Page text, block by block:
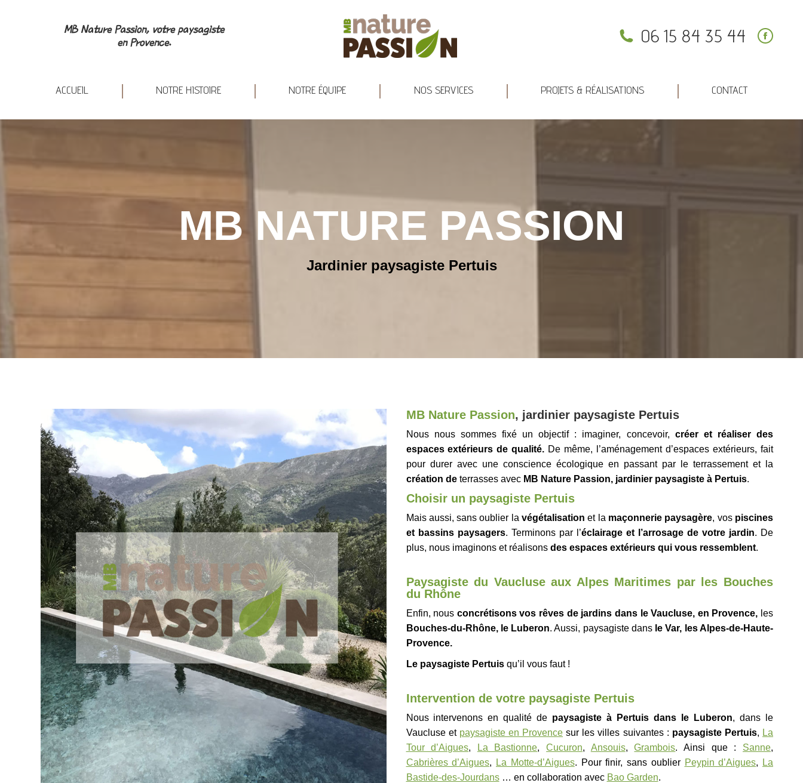
MB Nature Passion, votre paysagiste
en Provence.
06 15 84 35 44
ACCUEIL NOTRE HISTOIRE NOTRE ÉQUIPE NOS SERVICES PROJETS & RÉALISATIONS CONTACT
MB NATURE PASSION
Jardinier paysagiste Pertuis
MB Nature Passion, jardinier paysagiste Pertuis
Nous nous sommes fixé un objectif : imaginer, concevoir, créer et réaliser des
espaces extérieurs de qualité. De même, l’aménagement d’espaces extérieurs, fait
pour durer avec une conscience écologique en passant par le terrassement et la
création deterrasses avec MB Nature Passion, jardinier paysagiste à Pertuis.
Choisir un paysagiste Pertuis
Mais aussi, sans oublier lavégétalisation et la maçonnerie paysagère, vos piscines
et bassins paysagers. Terminons par l’éclairage et l’arrosage de votre jardin. De
plus, nous imaginons et réalisons des espaces extérieurs qui vous ressemblent.
Paysagiste du Vaucluse aux Alpes Maritimes par les Bouches
du Rhône
Enfin, nous concrétisons vos rêves de jardins dans le Vaucluse, en Provence, les
Bouches-du-Rhône, le Luberon. Aussi, paysagiste dansle Var, les Alpes-de-Haute-
Provence.
Le paysagiste Pertuisqu’il vous faut !
Intervention de votre paysagiste Pertuis
Nous intervenons en qualité de paysagiste à Pertuis dans le Luberon, dans le
Vaucluse et paysagiste en Provence sur les villes suivantes : paysagiste Pertuis, La
Tour d’Aigues, La Bastionne,Cucuron, Ansouis,Grambois. Ainsi que : Sanne,
Cabrières d’Aigues, La Motte-d’Aigues. Pour finir, sans oublier Peypin d’Aigues,
La
Bastide-des-Jourdans… en collaboration avec Bao Garden.
ACCUEIL NOTRE ÉQUIPE PROJETS & RÉALISATIONS CONTACT